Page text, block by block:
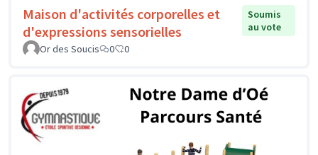
Maison d'activités corporelles et
d'expressions sensorielles
Soumis
au vote
Or des Soucis
0 0